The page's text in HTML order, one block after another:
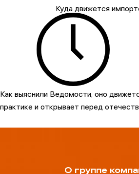
Куда движется
Как выяснили Ведомости, оно
практике и открывает перед
О группе